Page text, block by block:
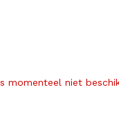
momenteel niet